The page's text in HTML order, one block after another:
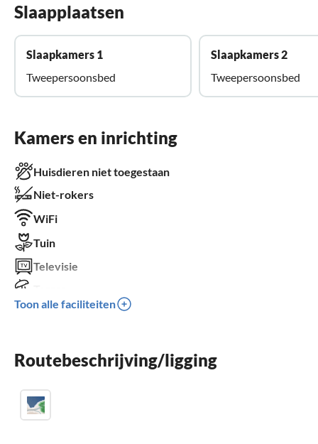
Slaapplaatsen
Slaapkamers 1
Tweepersoonsbed
Slaapkamers 2
Tweepersoonsbed
Kamers en inrichting
Huisdieren niet toegestaan
Niet-rokers
WiFi
Tuin
Televisie
Vaatwasser
Kinderbed
Toon alle faciliteiten
Routebeschrijving/ligging